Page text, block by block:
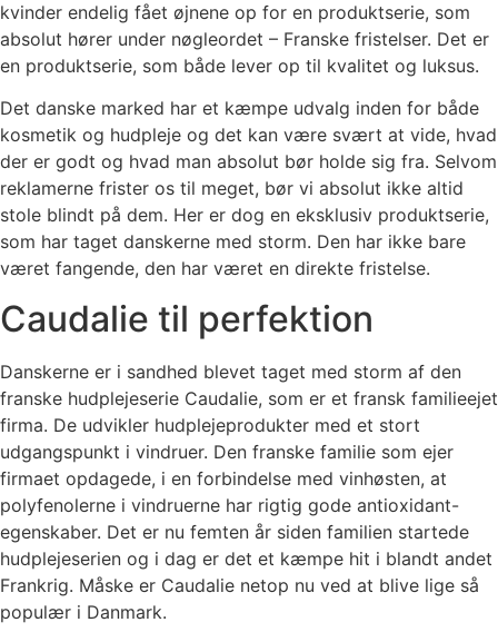
kvinder endelig fået øjnene op for en produktserie, som
absolut hører under nøgleordet – Franske fristelser. Det er
en produktserie, som både lever op til kvalitet og luksus.
Det danske marked har et kæmpe udvalg inden for både
kosmetik og hudpleje og det kan være svært at vide, hvad
der er godt og hvad man absolut bør holde sig fra. Selvom
reklamerne frister os til meget, bør vi absolut ikke altid
stole blindt på dem. Her er dog en eksklusiv produktserie,
som har taget danskerne med storm. Den har ikke bare
været fangende, den har været en direkte fristelse.
Caudalie til perfektion
Danskerne er i sandhed blevet taget med storm af den
franske hudplejeserie Caudalie, som er et fransk familieejet
firma. De udvikler hudplejeprodukter med et stort
udgangspunkt i vindruer. Den franske familie som ejer
firmaet opdagede, i en forbindelse med vinhøsten, at
polyfenolerne i vindruerne har rigtig gode antioxidant-
egenskaber. Det er nu femten år siden familien startede
hudplejeserien og i dag er det et kæmpe hit i blandt andet
Frankrig. Måske er Caudalie netop nu ved at blive lige så
populær i Danmark.